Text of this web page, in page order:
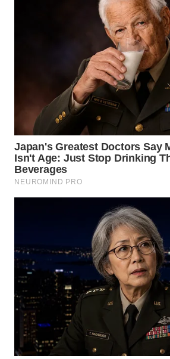
WN
DANAU
TOBA
WN
LANGKAT
WN
TAPANULI
SELATAN
WN
TANJUNG